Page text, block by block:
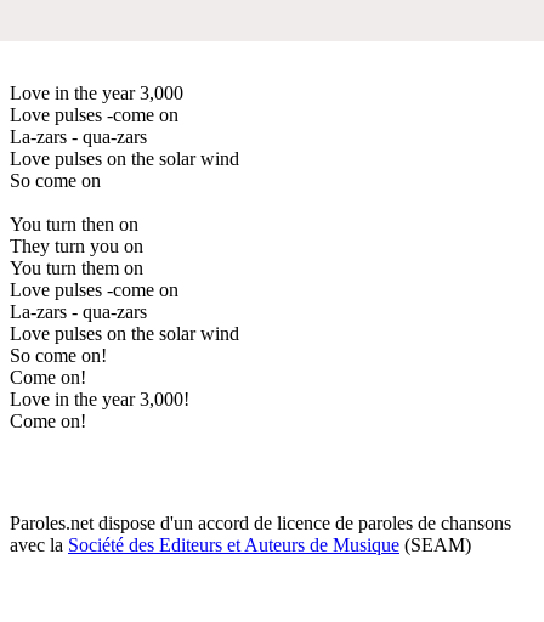
Love in the year 3,000
Love pulses -come on
La-zars - qua-zars
Love pulses on the solar wind
So come on
You turn then on
They turn you on
You turn them on
Love pulses -come on
La-zars - qua-zars
Love pulses on the solar wind
So come on!
Come on!
Love in the year 3,000!
Come on!
Paroles.net dispose d'un accord de licence de paroles de chansons
avec la Société des Editeurs et Auteurs de Musique (SEAM)